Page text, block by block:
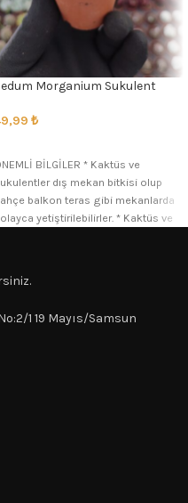
Morganium Sukulent
₺
BİLGİLER * Kaktüs ve
dış mekan bitkisi olup
balkon teras gibi mekanlarda
yetiştirilebilirler. * Kaktüs ve
1 19 Mayıs/Samsun